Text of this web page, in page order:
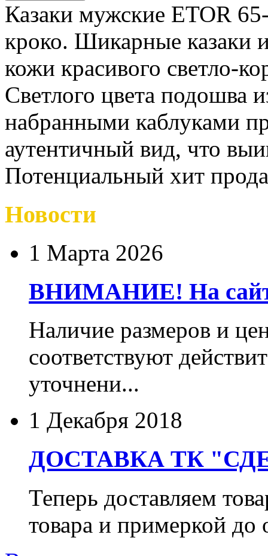
Казаки мужские ETOR
кроко. Шикарные казаки
кожи красивого светло-
Светлого цвета подошва
набранными каблуками
аутентичный вид, что
Потенциальный хит
Новости
1 Марта 2026
ВНИМАНИЕ! На сайте
Наличие размеров и
соответствуют
уточнени...
1 Декабря 2018
ДОСТАВКА ТК
Теперь доставляем
товара и примеркой